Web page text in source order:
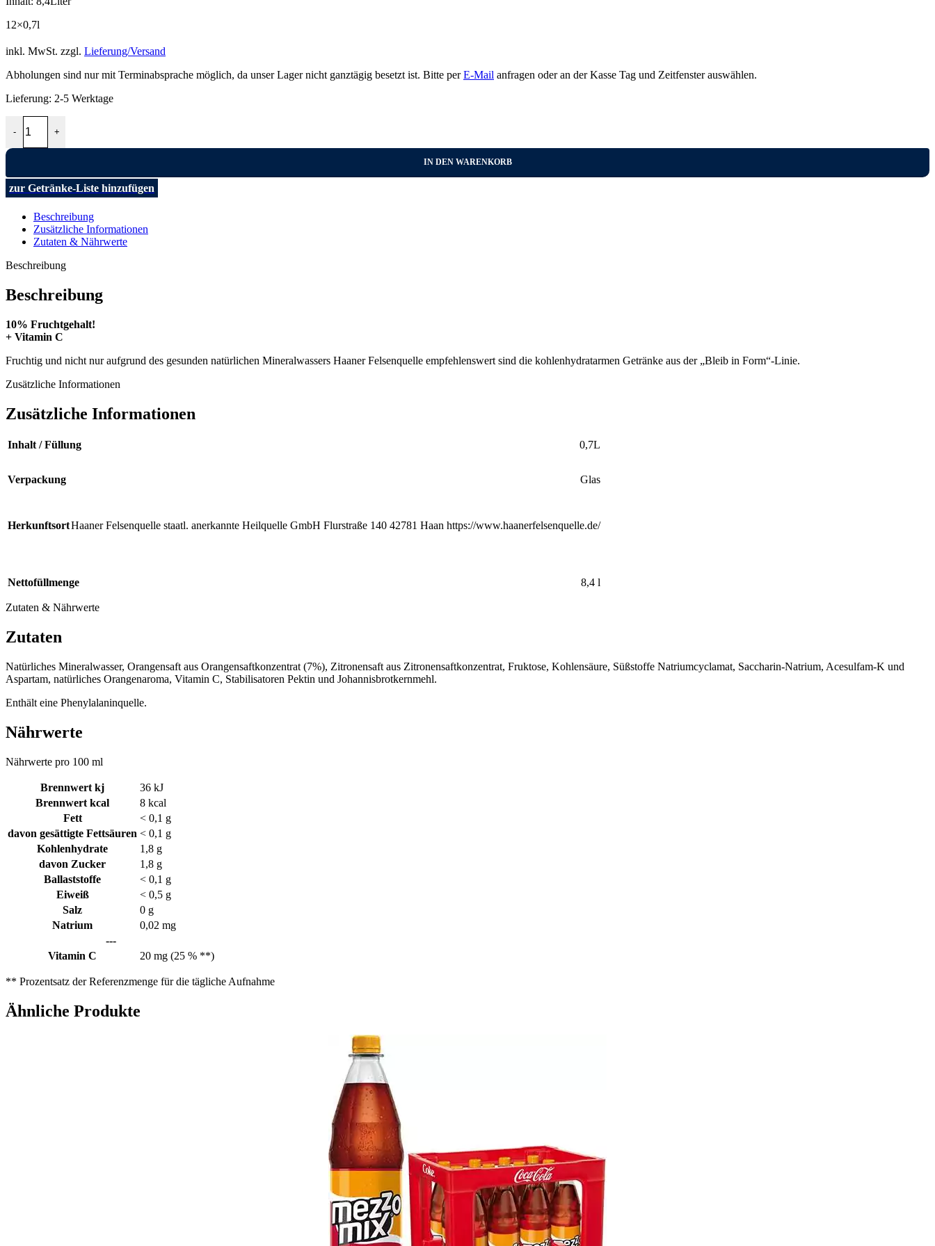
12×0,7l
inkl. MwSt. zzgl. Lieferung/Versand
Abholungen sind nur mit Terminabsprache möglich, da unser Lager nicht ganztägig besetzt ist. Bitte perE-Mail anfragen oder an der Kasse Tag und Zeitfenster auswählen.
Lieferung: 2-5 Werktage
- +
IN DEN WARENKORB
zur Getränke-Liste hinzufügen
Beschreibung
Zusätzliche Informationen
Zutaten & Nährwerte
Beschreibung
Beschreibung
10% Fruchtgehalt!
+ Vitamin C
Fruchtig und nicht nur aufgrund des gesunden natürlichen Mineralwassers Haaner Felsenquelle empfehlenswert sind die kohlenhydratarmen Getränke aus der „Bleib in Form“-Linie.
Zusätzliche Informationen
Zusätzliche Informationen
Inhalt / Füllung 0,7L
Verpackung Glas
HerkunftsortHaaner Felsenquelle staatl. anerkannte Heilquelle GmbH Flurstraße 140 42781 Haan https://www.haanerfelsenquelle.de/
Nettofüllmenge 8,4 l
Zutaten & Nährwerte
Zutaten
Natürliches Mineralwasser, Orangensaft aus Orangensaftkonzentrat (7%), Zitronensaft aus Zitronensaftkonzentrat, Fruktose, Kohlensäure, Süßstoffe Natriumcyclamat, Saccharin-Natrium, Acesulfam-K und
Aspartam, natürliches Orangenaroma, Vitamin C, Stabilisatoren Pektin und Johannisbrotkernmehl.
Enthält eine Phenylalaninquelle.
Nährwerte
Nährwerte pro 100 ml
Brennwert kj 36 kJ
Brennwert kcal
8 kcal
Fett
< 0,1 g
davon gesättigte Fettsäuren < 0,1 g
Kohlenhydrate
1,8 g
davon Zucker 1,8 g
Ballaststoffe
< 0,1 g
Eiweiß
< 0,5 g
Salz
0 g
Natrium
0,02 mg
---
Vitamin C
20 mg (25 % **)
** Prozentsatz der Referenzmenge für die tägliche Aufnahme
Ähnliche Produkte